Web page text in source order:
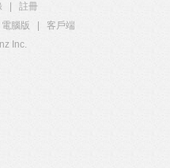
註冊
電腦版
客戶端
Inc.